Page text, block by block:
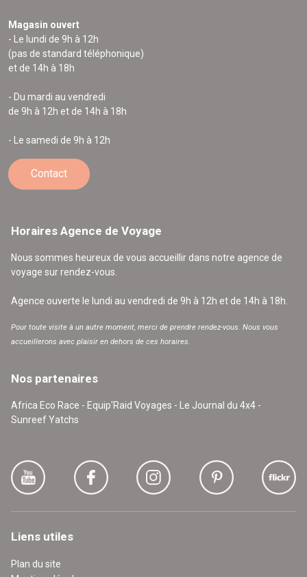
Magasin ouvert
- Le lundi de 9h à 12h
(pas de standard téléphonique)
et de 14h à 18h
- Du mardi au vendredi
de 9h à 12h et de 14h à 18h
- Le samedi de 9h à 12h
Contact
Horaires Agence de Voyage
Nous sommes heureux de vous accueillir dans notre agence de
voyage sur rendez-vous.
Agence ouverte le lundi au vendredi de 9h à 12h et de 14h à 18h.
Pour toute visite à un autre moment, merci de prendre rendez-vous. Nous vous
accueillerons avec plaisir en dehors de ces horaires.
Nos partenaires
Africa Eco Race - Equip'Raid Voyages - Le Journal du 4x4 -
Sunreef Yatchs
Liens utiles
Plan du site